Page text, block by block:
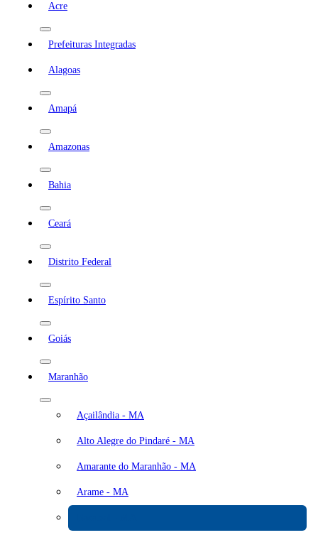
Acre
Prefeituras Integradas
Alagoas
Amapá
Amazonas
Bahia
Ceará
Distrito Federal
Espírito Santo
Goiás
Maranhão
Açailândia - MA
Alto Alegre do Pindaré - MA
Amarante do Maranhão - MA
Arame - MA